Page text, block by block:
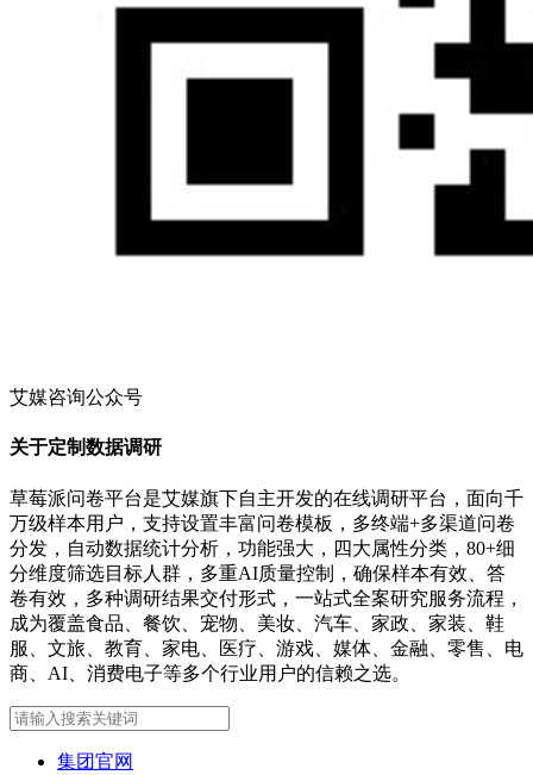
艾媒咨询公众号
关于定制数据调研
草莓派问卷平台是艾媒旗下自主开发的在线调研平台，面向千
万级样本用户，支持设置丰富问卷模板，多终端+多渠道问卷
分发，自动数据统计分析，功能强大，四大属性分类，80+细
分维度筛选目标人群，多重AI质量控制，确保样本有效、答
卷有效，多种调研结果交付形式，一站式全案研究服务流程，
成为覆盖食品、餐饮、宠物、美妆、汽车、家政、家装、鞋
服、文旅、教育、家电、医疗、游戏、媒体、金融、零售、电
商、AI、消费电子等多个行业用户的信赖之选。
集团官网